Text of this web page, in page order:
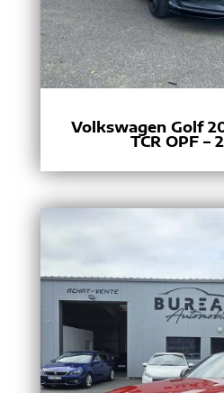
Volkswagen Golf
TCR OPF –